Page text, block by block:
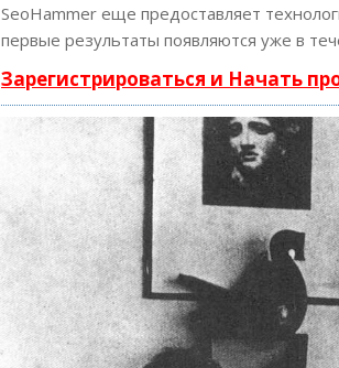
SeoHammer еще предоставляет
первые результаты появляются уже в
Зарегистрироваться и Начать